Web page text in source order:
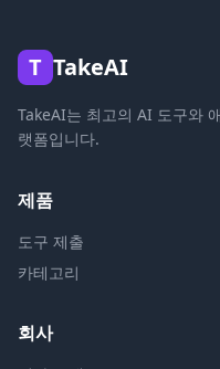
T TakeAI
TakeAI는 최고의 AI 도구와
랫폼입니다.
제품
도구 제출
카테고리
회사